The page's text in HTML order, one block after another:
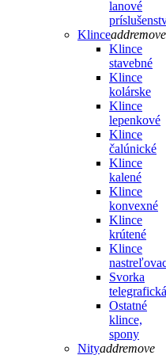
lanové
Klinceaddremove
Klince
stavebné
Klince
kolárske
Klince
lepenkové
Klince
čalúnické
Klince
kalené
Klince
konvexné
Klince
krútené
Klince
Svorka
telegrafická
Ostatné
klince,
spony
Nityaddremove